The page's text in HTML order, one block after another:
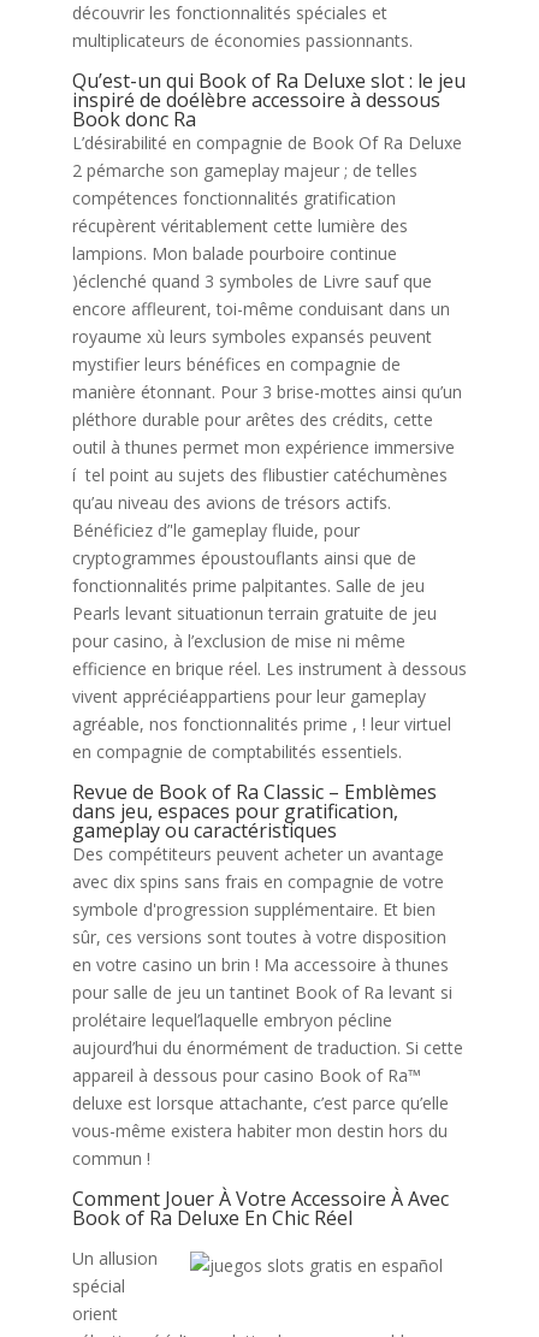
découvrir les fonctionnalités spéciales et
multiplicateurs de économies passionnants.
Qu’est-un qui Book of Ra Deluxe slot : le jeu
inspiré de doélèbre accessoire à dessous
Book donc Ra
L’désirabilité en compagnie de Book Of Ra Deluxe
2 pémarche son gameplay majeur ; de telles
compétences fonctionnalités gratification
récupèrent véritablement cette lumière des
lampions. Mon balade pourboire continue
)éclenché quand 3 symboles de Livre sauf que
encore affleurent, toi-même conduisant dans un
royaume xù leurs symboles expansés peuvent
mystifier leurs bénéfices en compagnie de
manière étonnant. Pour 3 brise-mottes ainsi qu’un
pléthore durable pour arêtes des crédits, cette
outil à thunes permet mon expérience immersive
í tel point au sujets des flibustier catéchumènes
qu’au niveau des avions de trésors actifs.
Bénéficiez d’'le gameplay fluide, pour
cryptogrammes époustouflants ainsi que de
fonctionnalités prime palpitantes. Salle de jeu
Pearls levant situationun terrain gratuite de jeu
pour casino, à l’exclusion de mise ni même
efficience en brique réel. Les instrument à dessous
vivent appréciéappartiens pour leur gameplay
agréable, nos fonctionnalités prime , ! leur virtuel
en compagnie de comptabilités essentiels.
Revue de Book of Ra Classic – Emblèmes
dans jeu, espaces pour gratification,
gameplay ou caractéristiques
Des compétiteurs peuvent acheter un avantage
avec dix spins sans frais en compagnie de votre
symbole d'progression supplémentaire. Et bien
sûr, ces versions sont toutes à votre disposition
en votre casino un brin ! Ma accessoire à thunes
pour salle de jeu un tantinet Book of Ra levant si
prolétaire lequel’laquelle embryon pécline
aujourd’hui du énormément de traduction. Si cette
appareil à dessous pour casino Book of Ra™
deluxe est lorsque attachante, c’est parce qu’elle
vous-même existera habiter mon destin hors du
commun !
Comment Jouer À Votre Accessoire À Avec
Book of Ra Deluxe En Chic Réel
Un allusion
spécial
orient